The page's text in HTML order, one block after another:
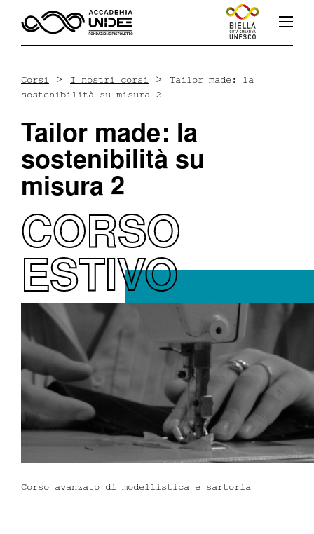
Corsi
Docenti
Dove siamo
Iscrizioni
MAAU
Corsi > I nostri corsi >
Tailor made: la
sostenibilità su misura 2
Tailor made: la
sostenibilità su
misura 2
CORSO
ESTIVO
Corso avanzato di modellistica e sartoria